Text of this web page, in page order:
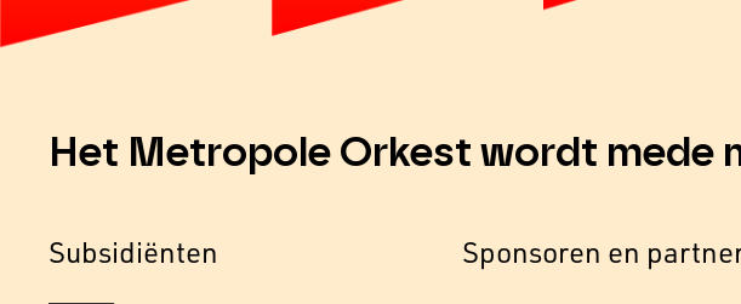
Het Metropole Orkest wordt mede
Subsidiënten Sponsoren en